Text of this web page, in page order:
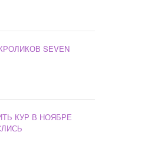
SEVEN
КУР В НОЯБРЕ